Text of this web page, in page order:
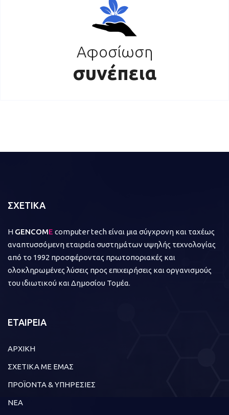
Αφοσίωση
συνέπεια
ΣΧΕΤΙΚΑ
Η GENCOME computer tech είναι μια σύγχρονη και ταχέως
αναπτυσσόμενη εταιρεία συστημάτων υψηλής τεχνολογίας
από το 1992 προσφέροντας πρωτοποριακές και
ολοκληρωμένες λύσεις προς επιχειρήσεις και οργανισμούς
του ιδιωτικού και Δημοσίου Τομέα.
ΕΤΑΙΡΕΙΑ
ΑΡΧΙΚΗ
ΣΧΕΤΙΚΑ ΜΕ ΕΜΑΣ
ΠΡΟΪΟΝΤΑ & ΥΠΗΡΕΣΙΕΣ
ΝΕΑ